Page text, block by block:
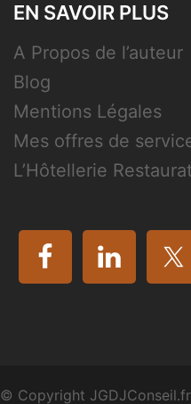
EN SAVOIR PLUS
A Propos de l’auteur
Blog
Mentions Légales
Mes offres de
L’Hôtellerie
© Copyright JGDJConseil.fr